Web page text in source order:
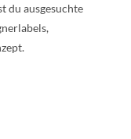
du ausgesuchte